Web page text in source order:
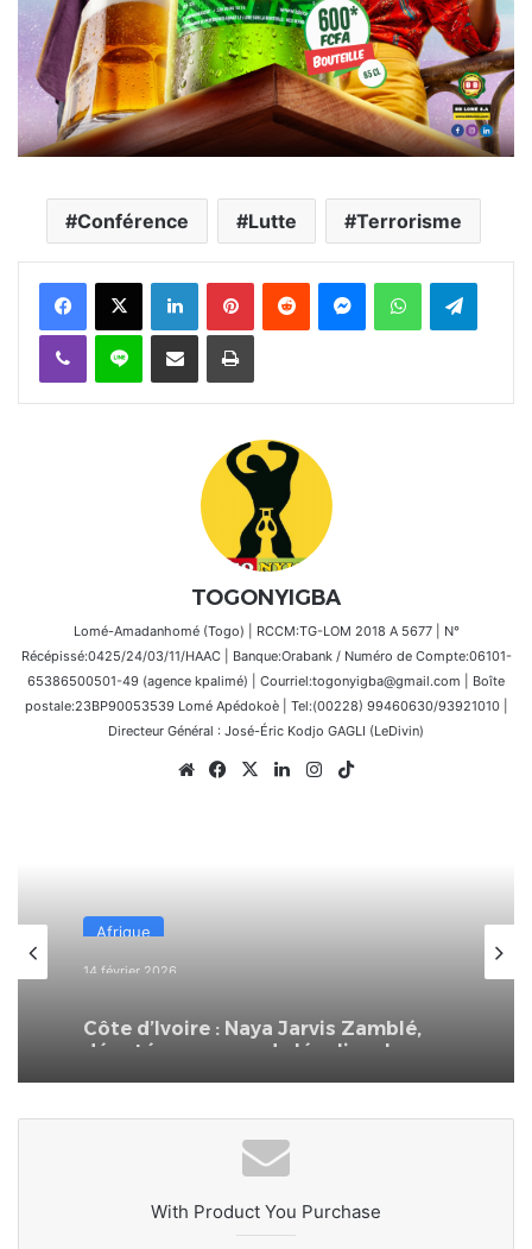
Conférence Lutte Terrorisme
FacebookX Linkedin PinterestReddit MessengerWhatsAppTelegram
Viber Ligne Partager par email Imprimer
TOGONYIGBA
Lomé-Amadanhomé (Togo) | RCCM:TG-LOM 2018 A 5677 | N°
Récépissé:0425/24/03/11/HAAC | Banque:Orabank / Numéro de Compte:06101-
65386500501-49 (agence kpalimé) | Courriel:togonyigba@gmail.com | Boîte
postale:23BP90053539 Lomé Apédokoè | Tel:(00228) 99460630/93921010 |
Directeur Général : José-Éric Kodjo GAGLI (LeDivin)
WebsiteFacebook
X LinkedinInstagram
Afrique
polygamie dans le pays
With Product You Purchase